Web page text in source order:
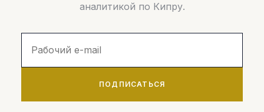
аналитикой по Кипру.
ПОДПИСАТЬСЯ